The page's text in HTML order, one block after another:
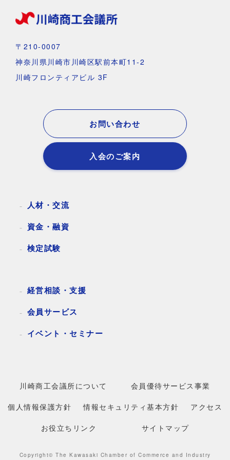
〒210-0007
神奈川県川崎市川崎区駅前本町11-2
川崎フロンティアビル 3F
お問い合わせ
入会のご案内
人材・交流
資金・融資
検定試験
経営相談・支援
会員サービス
イベント・セミナー
川崎商工会議所について 会員優待サービス事業
個人情報保護方針 情報セキュリティ基本方針 アクセス
お役立ちリンク サイトマップ
Copyright© The Kawasaki Chamber of Commerce and Industry